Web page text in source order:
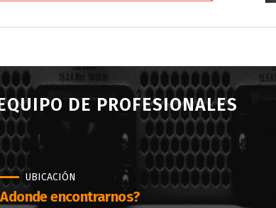
DE PROFESIONALES
UBICACIÓN
encontrarnos?